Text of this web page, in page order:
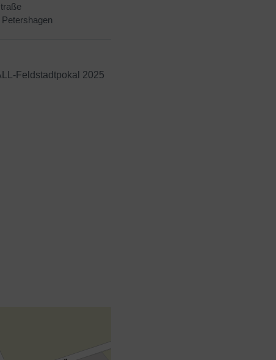
Petershagen
Feldstadtpokal 2025